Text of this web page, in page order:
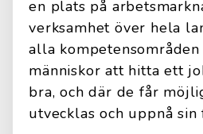
en plats på
verksamhet över hela
alla
människor att hitta ett
bra, och där de får
utvecklas och uppnå